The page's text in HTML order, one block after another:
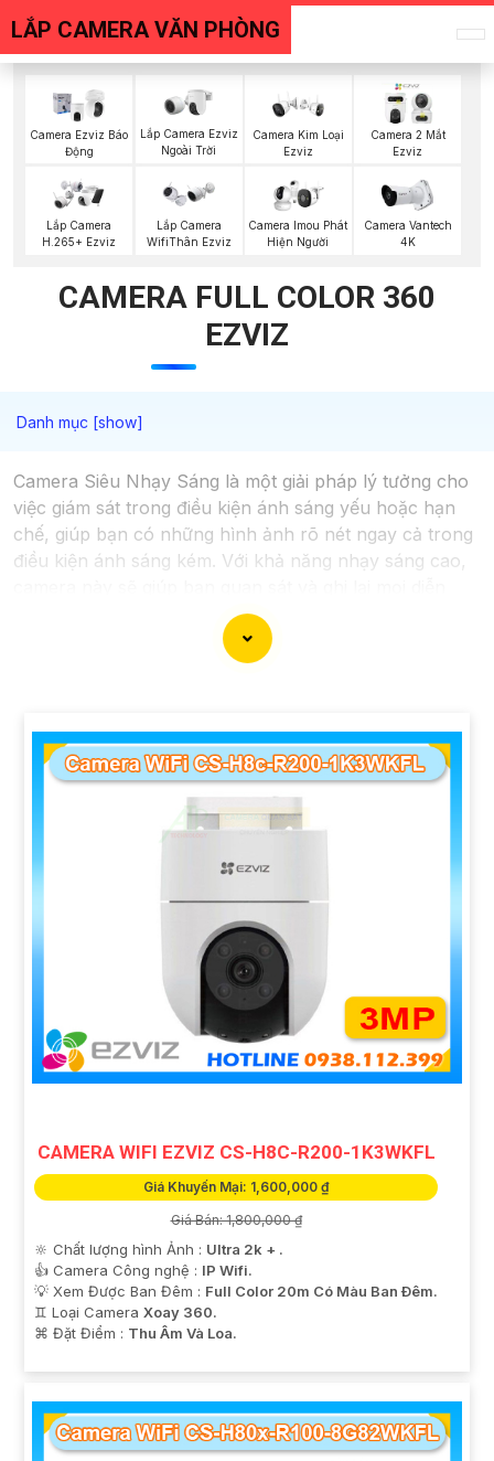
LẮP CAMERA VĂN PHÒNG
Camera Ezviz Báo
Động
Lắp Camera Ezviz
Ngoài Trời
Camera Kim Loại
Ezviz
Camera 2 Mắt
Ezviz
Lắp Camera
H.265+ Ezviz
Lắp Camera
WifiThân Ezviz
Camera Imou Phát
Hiện Người
Camera Vantech
4K
CAMERA FULL COLOR 360
EZVIZ
Camera Siêu Nhạy Sáng là một giải pháp lý tưởng cho
việc giám sát trong điều kiện ánh sáng yếu hoặc hạn
chế, giúp bạn có những hình ảnh rõ nét ngay cả trong
điều kiện ánh sáng kém. Với khả năng nhạy sáng cao,
biến một cách chi tiết và chính xác.
Camera Siêu Nhạy Sáng là một lựa chọn phù hợp cho
yếu. Hãy đầu tư vào cameđể bảo vệ và giám sát an
ninh hiệu quả hơn.
CAMERA WIFI EZVIZ CS-H8C-R200-1K3WKFL
Giá Khuyến Mại: 1,600,000 ₫
Giá Bán: 1,800,000 ₫
🔆 Chất lượng hình Ảnh : Ultra 2k + .
👍 Camera Công nghệ : IP Wifi.
💡 Xem Được Ban Đêm : Full Color 20m Có Màu Ban Ðêm.
♊ Loại Camera Xoay 360.
️⌘ Đặt Điểm : Thu Âm Và Loa.